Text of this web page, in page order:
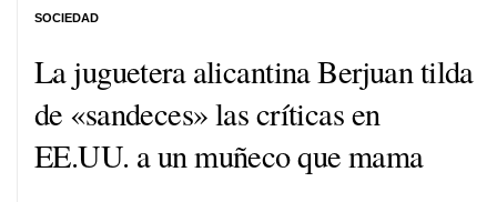
La juguetera alicantina Berjuan tilda
de «sandeces» las críticas en
EE.UU. a un muñeco que mama
SOCIEDAD